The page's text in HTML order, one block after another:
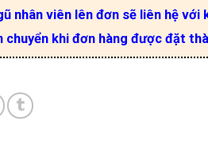
nhân viên lên đơn sẽ liên hệ với
chuyển khi đơn hàng được đặt